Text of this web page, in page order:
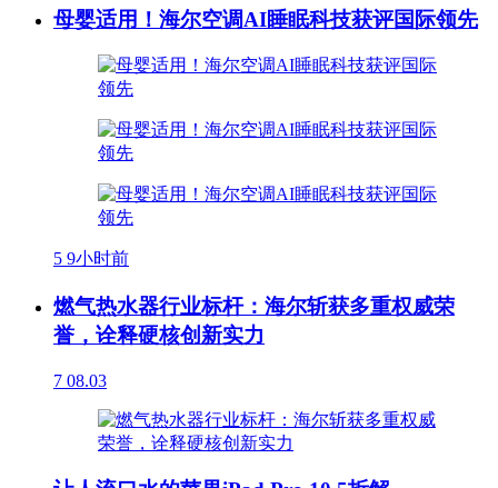
母婴适用！海尔空调AI睡眠科技获评国际领先
5 9小时前
燃气热水器行业标杆：海尔斩获多重权威荣
誉，诠释硬核创新实力
7 08.03